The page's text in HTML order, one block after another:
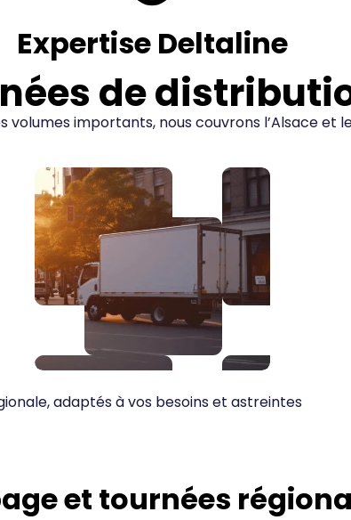
Expertise Deltaline
de
importants, nous couvrons l’Alsace et
adaptés à vos besoins et astreintes
et tournées